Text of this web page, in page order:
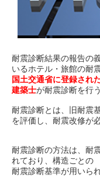
耐震診断結果の報告の
いるホテル・旅館の耐
国土交通省に登録され
建築士が耐震診断を行
耐震診断とは、旧耐震
を評価し、耐震改修が
耐震診断の方法は、耐
れており、構造ごとの
耐震診断基準が用いられ
日本耐震診断協会 概
サイトマップ
協力業者募集